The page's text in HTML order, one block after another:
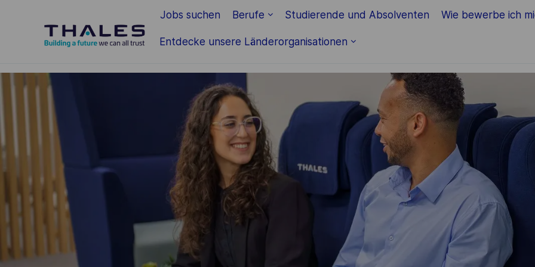
Jobs suchen Berufe Studierende und Absolventen Wie bewerbe ich
Entdecke unsere Länderorganisationen
-